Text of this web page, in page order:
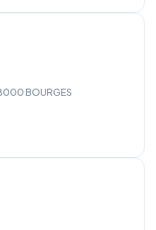
BOURGES